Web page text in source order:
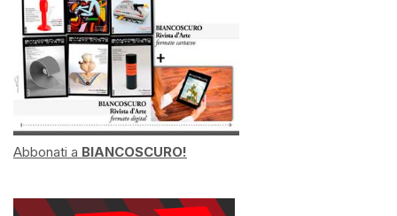
Abbonati a BIANCOSCURO!